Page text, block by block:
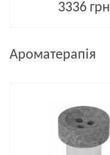
3336 грн
Ароматерапія